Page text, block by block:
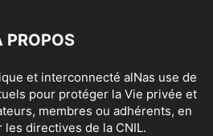
PROPOS
et interconnecté alNas use de
pour protéger la Vie privée et
membres ou adhérents, en
les directives de la CNIL.